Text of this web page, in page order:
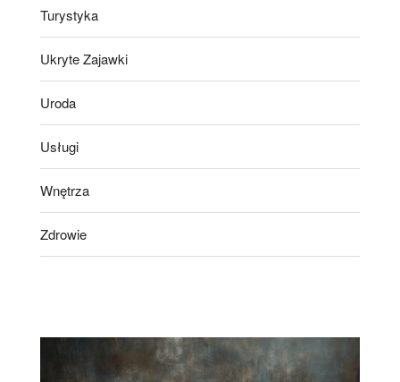
Turystyka
Ukryte Zajawki
Uroda
Usługi
Wnętrza
Zdrowie